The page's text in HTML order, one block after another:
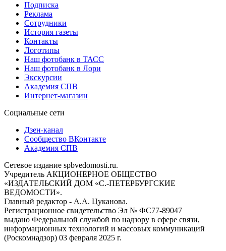
Подписка
Реклама
Сотрудники
История газеты
Контакты
Логотипы
Наш фотобанк в ТАСС
Наш фотобанк в Лори
Экскурсии
Академия СПВ
Интернет-магазин
Социальные сети
Дзен-канал
Сообщество ВКонтакте
Академия СПВ
Сетевое издание spbvedomosti.ru.
Учредитель АКЦИОНЕРНОЕ ОБЩЕСТВО
«ИЗДАТЕЛЬСКИЙ ДОМ «С.-ПЕТЕРБУРГСКИЕ
ВЕДОМОСТИ».
Главный редактор - А.А. Цуканова.
Регистрационное свидетельство Эл № ФС77-89047
выдано Федеральной службой по надзору в сфере связи,
информационных технологий и массовых коммуникаций
(Роскомнадзор) 03 февраля 2025 г.